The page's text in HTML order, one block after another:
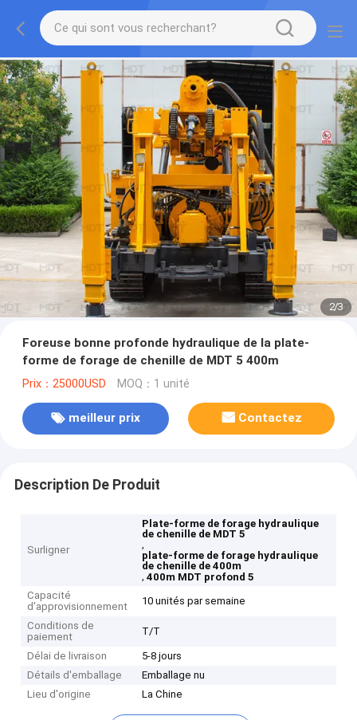
2/3
Foreuse bonne profonde hydraulique de la plate-
forme de forage de chenille de MDT 5 400m
Prix：25000USD MOQ：1 unité
meilleur prix Contactez
Description De Produit
Surligner
Plate-forme de forage hydraulique
de chenille de MDT 5
,
plate-forme de forage hydraulique
de chenille de 400m
,400m MDT profond 5
Capacité
d'approvisionnement
10 unités par semaine
Conditions de
paiement
T/T
Délai de livraison
5-8 jours
Détails d'emballage
Emballage nu
Lieu d'origine
La Chine